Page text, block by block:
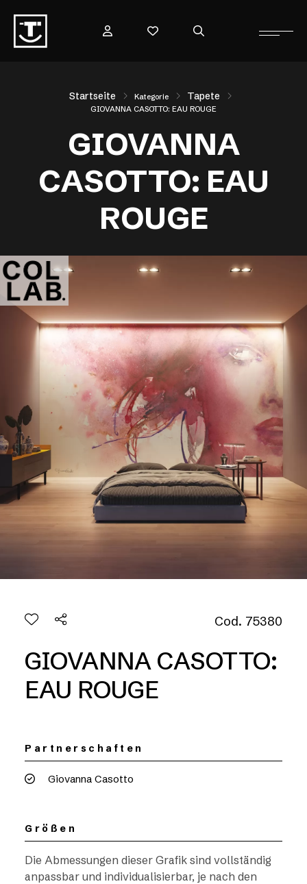
Startseite Kategorie Tapete
GIOVANNA CASOTTO: EAU ROUGE
GIOVANNA
CASOTTO: EAU
ROUGE
Cod. 75380
GIOVANNA CASOTTO:
EAU ROUGE
Partnerschaften
Giovanna Casotto
Größen
Die Abmessungen dieser Grafik sind vollständig
anpassbar und individualisierbar, je nach den